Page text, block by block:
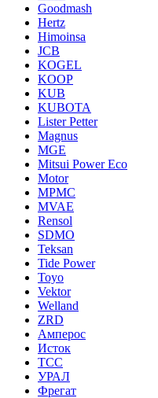
Goodmash
Hertz
Himoinsa
JCB
KOGEL
KOOP
KUB
KUBOTA
Lister Petter
Magnus
MGE
Mitsui Power Eco
Motor
MPMC
MVAE
Rensol
SDMO
Teksan
Tide Power
Toyo
Vektor
Welland
ZRD
Амперос
Исток
ТСС
УРАЛ
Фрегат